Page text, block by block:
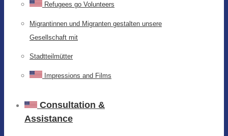
Refugees go Volunteers
Migrantinnen und Migranten gestalten unsere
Gesellschaft mit
Stadtteilmütter
Impressions and Films
Consultation &
Assistance